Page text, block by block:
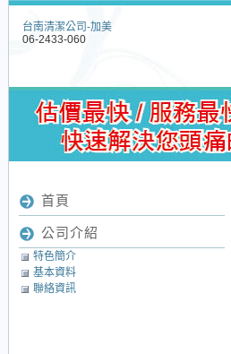
台南清潔公司-加美
06-2433-060
首頁
公司介紹
特色簡介
基本資料
聯絡資訊